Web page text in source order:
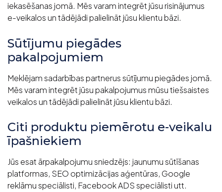
iekasēšanas jomā. Mēs varam integrēt jūsu risinājumus
e-veikalos un tādējādi palielināt jūsu klientu bāzi.
Sūtījumu piegādes
pakalpojumiem
Meklējam sadarbības partnerus sūtījumu piegādes jomā.
Mēs varam integrēt jūsu pakalpojumus mūsu tiešsaistes
veikalos un tādējādi palielināt jūsu klientu bāzi.
Citi produktu piemērotu e-veikalu
īpašniekiem
Jūs esat ārpakalpojumu sniedzējs: jaunumu sūtīšanas
platformas, SEO optimizācijas aģentūras, Google
reklāmu speciālisti, Facebook ADS speciālisti utt.